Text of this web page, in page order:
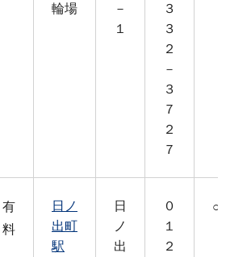
輪場
－
１
３
３
２
－
３
７
２
７
有
料
日ノ
出町
駅
日
ノ
出
０
１
２
○